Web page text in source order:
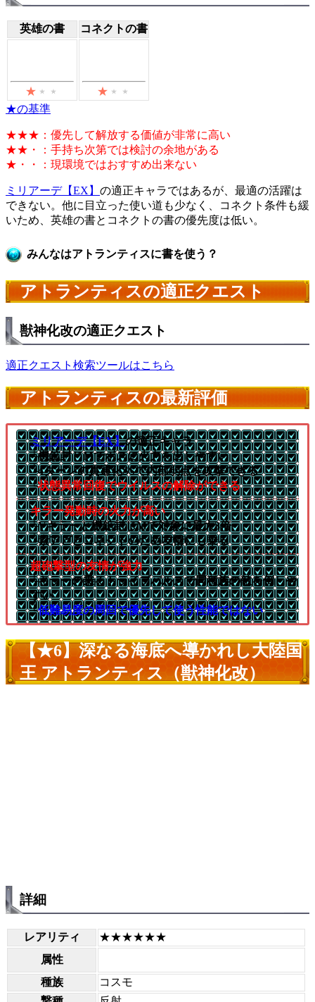
英雄の書 コネクトの書
★の基準
★★★：優先して解放する価値が非常に高い
★★・：手持ち次第では検討の余地がある
★・・：現環境ではおすすめ出来ない
ミリアーデ【EX】 の適正キャラではあるが、最適の活躍は
できない。他に目立った使い道も少なく、コネクト条件も緩
いため、英雄の書とコネクトの書の優先度は低い。
みんなはアトランティスに書を使う？
アトランティスの適正クエスト
獣神化改の適正クエスト
適正クエスト検索ツールはこちら
アトランティスの最新評価
ミリアーデ【EX】の適正キャラ
└機鉱封じMでボスに火力を出しやすい
└4ターンの貫通化SSで内部弱点を攻撃できる
└状態異常回復でウイルスの解除ができる
キラー発動時の火力が高い
└Vキラーと機鉱封じMで対象に最大3倍
└素アビとコネクトのため友情にも乗る
超砲撃型の友情が強力
└キラーの乗るトライブパルスで同種族の敵を倒しや
すい
└低難易度の周回で優先して使う性能ではない
【★6】深なる海底へ導かれし大陸国
王 アトランティス（獣神化改）
詳細
レアリティ
★★★★★★
属性
種族
コスモ